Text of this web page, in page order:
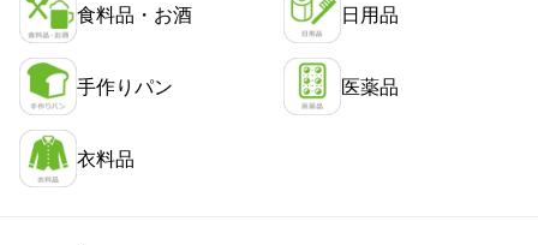
食料品・お酒 日用品
手作りパン 医薬品
衣料品